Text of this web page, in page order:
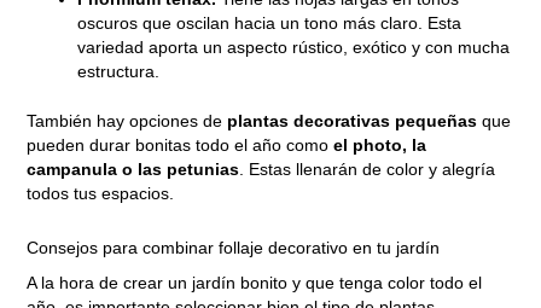
oscuros que oscilan hacia un tono más claro. Esta
variedad aporta un aspecto rústico, exótico y con mucha
estructura.
También hay opciones de plantas decorativas pequeñasque
pueden durar bonitas todo el año como el photo, la
campanula o las petunias . Estas llenarán de color y alegría
todos tus espacios.
Consejos para combinar follaje decorativo en tu jardín
A la hora de crear un jardín bonito y que tenga color todo el